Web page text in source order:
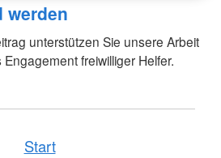
werden
unterstützen Sie unsere Arbeit
freiwilliger Helfer.
Start